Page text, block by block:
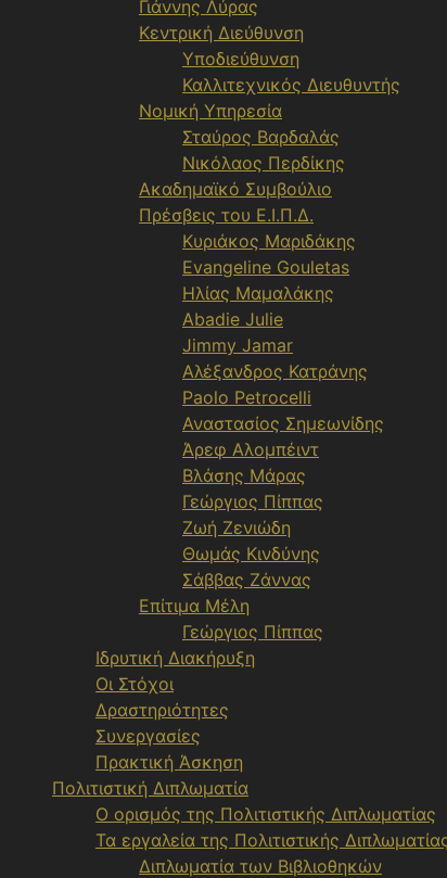
Γιάννης Λύρας
Κεντρική Διεύθυνση
Υποδιεύθυνση
Καλλιτεχνικός Διευθυντής
Νομική Υπηρεσία
Σταύρος Βαρδαλάς
Νικόλαος Περδίκης
Ακαδημαϊκό Συμβούλιο
Πρέσβεις του Ε.Ι.Π.Δ.
Κυριάκος Μαριδάκης
Evangeline Gouletas
Ηλίας Μαμαλάκης
Abadie Julie
Jimmy Jamar
Αλέξανδρος Κατράνης
Paolo Petrocelli
Αναστασίος Σημεωνίδης
Άρεφ Αλομπέιντ
Βλάσης Μάρας
Γεώργιος Πίππας
Ζωή Ζενιώδη
Θωμάς Κινδύνης
Σάββας Ζάννας
Επίτιμα Μέλη
Γεώργιος Πίππας
Ιδρυτική Διακήρυξη
Οι Στόχοι
Δραστηριότητες
Συνεργασίες
Πρακτική Άσκηση
Πολιτιστική Διπλωματία
Ο ορισμός της Πολιτιστικής Διπλωματίας
Τα εργαλεία της Πολιτιστικής
Διπλωματία των Βιβλιοθηκών